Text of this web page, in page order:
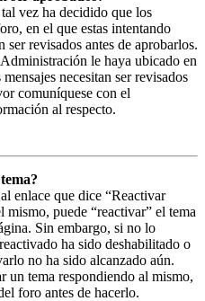
vez ha decidido que los
en el que estas intentando
ser revisados antes de aprobarlos.
le haya ubicado en
necesitan ser revisados
comuníquese con el
al respecto.
enlace que dice “Reactivar
mismo, puede “reactivar” el tema
Sin embargo, si no lo
ha sido deshabilitado o
no ha sido alcanzado aún.
un tema respondiendo al mismo,
foro antes de hacerlo.